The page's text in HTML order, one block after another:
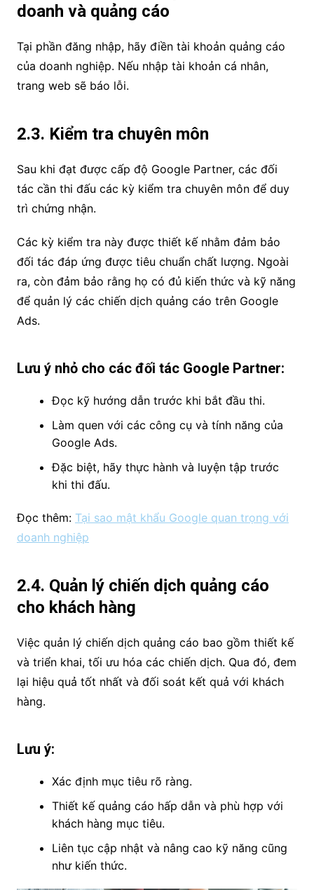
doanh và quảng cáo
Tại phần đăng nhập, hãy điền tài khoản quảng cáo
của doanh nghiệp. Nếu nhập tài khoản cá nhân,
trang web sẽ báo lỗi.
2.3. Kiểm tra chuyên môn
Sau khi đạt được cấp độ Google Partner, các đối
tác cần thi đấu các kỳ kiểm tra chuyên môn để duy
trì chứng nhận.
Các kỳ kiểm tra này được thiết kế nhằm đảm bảo
đối tác đáp ứng được tiêu chuẩn chất lượng. Ngoài
ra, còn đảm bảo rằng họ có đủ kiến thức và kỹ năng
để quản lý các chiến dịch quảng cáo trên Google
Ads.
Lưu ý nhỏ cho các đối tác Google Partner:
Đọc kỹ hướng dẫn trước khi bắt đầu thi.
Làm quen với các công cụ và tính năng của
Google Ads.
Đặc biệt, hãy thực hành và luyện tập trước
khi thi đấu.
Đọc thêm: Tại sao mật khẩu Google quan trọng với
doanh nghiệp
2.4. Quản lý chiến dịch quảng cáo
cho khách hàng
Việc quản lý chiến dịch quảng cáo bao gồm thiết kế
và triển khai, tối ưu hóa các chiến dịch. Qua đó, đem
lại hiệu quả tốt nhất và đối soát kết quả với khách
hàng.
Lưu ý:
Xác định mục tiêu rõ ràng.
Thiết kế quảng cáo hấp dẫn và phù hợp với
khách hàng mục tiêu.
Liên tục cập nhật và nâng cao kỹ năng cũng
như kiến thức.